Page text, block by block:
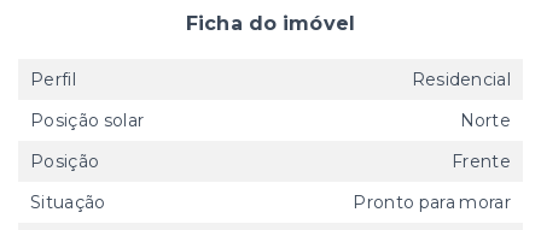
Ficha do imóvel
Perfil
Residencial
Posição solar
Norte
Posição
Frente
Situação
Pronto para morar